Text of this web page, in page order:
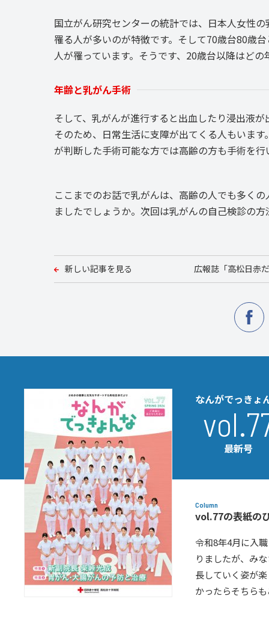
国立がん研究センターの統計では、日本人女性
罹る人が多いのが特徴です。そして70歳台80歳
人が罹っています。そうです、20歳台以降はど
年齢と乳がん手術
そして、乳がんが進行すると出血したり浸出液
そのため、日常生活に支障が出てくる人もいま
が判断した手術可能な方では高齢の方も手術を行
ここまでのお話で乳がんは、高齢の人でも多く
ましたでしょうか。次回は乳がんの自己検診の
新しい記事を見る 広報誌「高松日赤
なんがでっきょ
最新号
Column
vol.77の表紙の
令和8年4月に入
りましたが、み
長していく姿が
かったらそちら